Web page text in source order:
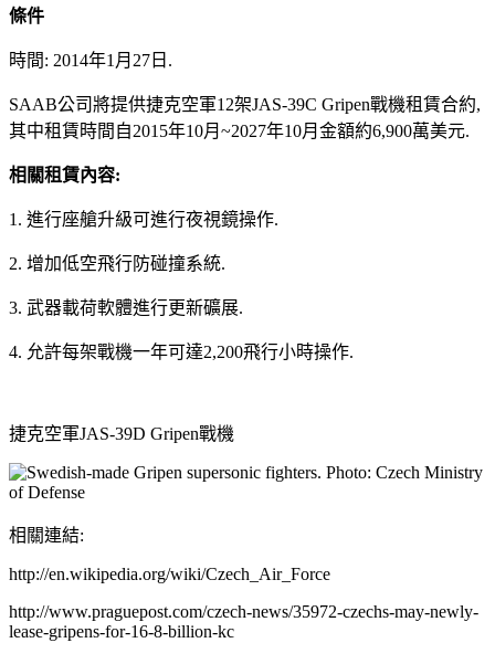
條件
時間: 2014年1月27日.
SAAB公司將提供捷克空軍12架JAS-39C Gripen戰機租賃合約,
其中租賃時間自2015年10月~2027年10月金額約6,900萬美元.
相關租賃內容:
1. 進行座艙升級可進行夜視鏡操作.
2. 增加低空飛行防碰撞系統.
3. 武器載荷軟體進行更新礦展.
4. 允許每架戰機一年可達2,200飛行小時操作.
捷克空軍JAS-39D Gripen戰機
相關連結:
http://en.wikipedia.org/wiki/Czech_Air_Force
http://www.praguepost.com/czech-news/35972-czechs-may-newly-
lease-gripens-for-16-8-billion-kc